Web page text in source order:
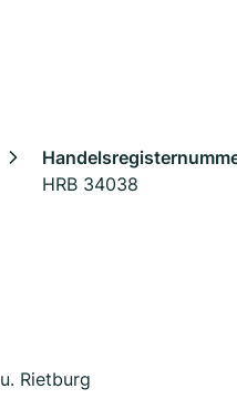
HRB 34038
Rietburg